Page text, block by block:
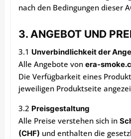
nach den Bedingungen dieser
3. ANGEBOT UND
3.1 Unverbindlichkeit der
Alle Angebote von era-
Die Verfügbarkeit eines
jeweiligen Produktseite
3.2 Preisgestaltung
Alle Preise verstehen sich in
(CHF) und enthalten die